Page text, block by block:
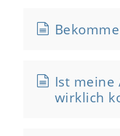
Ist meine
wirklich